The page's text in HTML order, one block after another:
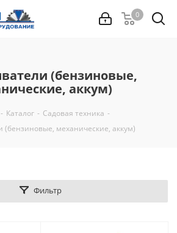
0
(бензиновые,
аккум)
- Каталог - Садовая техника -
(бензиновые, механические, аккум)
Фильтр